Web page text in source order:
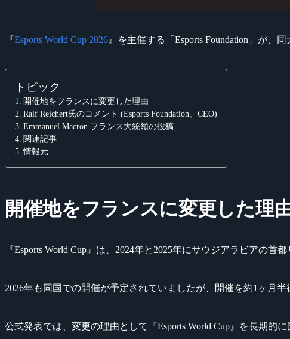
『Esports World Cup 2026 』を主催する「Esports Foundation」が、
トピック
開催地をフランスに変更した理由
Ralf Reichert氏のコメント (Esports Foundation、CEO)
Emmanuel Macron フランス大統領の投稿
関連記事
情報元
開催地をフランスに変更した理
『Esports World Cup』は、2024年と2025年にサウジアラビアの首
2026年も同国での開催が予定されていましたが、開催を約1ヶ月
公式発表では、変更の理由として『Esports World Cup』を長期的